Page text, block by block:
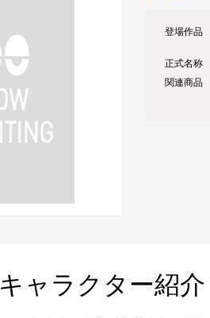
登場作品
正式名称
関連商品
キャラクター紹介